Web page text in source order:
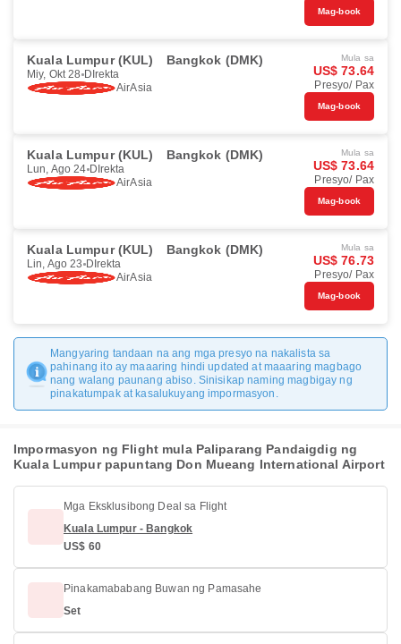
Mag-book
Kuala Lumpur (KUL) Bangkok (DMK)
Miy, Okt 28 DIrekta
AirAsia
Mula sa
US$ 73.64
Presyo/ Pax
Mag-book
Kuala Lumpur (KUL) Bangkok (DMK)
Lun, Ago 24 DIrekta
AirAsia
Mula sa
US$ 73.64
Presyo/ Pax
Mag-book
Kuala Lumpur (KUL) Bangkok (DMK)
Lin, Ago 23 DIrekta
AirAsia
Mula sa
US$ 76.73
Presyo/ Pax
Mag-book
Mangyaring tandaan na ang mga presyo na nakalista sa
pahinang ito ay maaaring hindi updated at maaaring magbago
nang walang paunang abiso. Sinisikap naming magbigay ng
pinakatumpak at kasalukuyang impormasyon.
Impormasyon ng Flight mula Paliparang Pandaigdig ng
Kuala Lumpur papuntang Don Mueang International Airport
Mga Eksklusibong Deal sa Flight
Kuala Lumpur - Bangkok
US$ 60
Pinakamababang Buwan ng Pamasahe
Set